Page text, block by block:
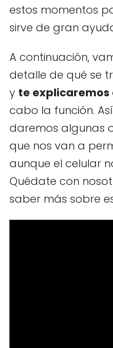
estos momentos
sirve de gran
A continuación,
detalle de qué se
y te explicaremos
cabo la función.
daremos algunas
que nos van a
aunque el celular
Quédate con
saber más sobre